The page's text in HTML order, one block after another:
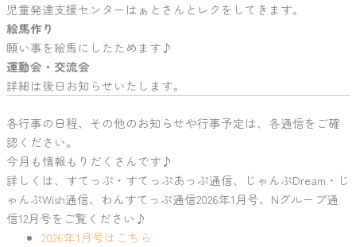
児童発達支援センターはぁとさんとレクをしてきます。
絵馬作り
願い事を絵馬にしたためます♪
運動会・交流会
詳細は後日お知らせいたします。
各行事の日程、その他のお知らせや行事予定は、各通信をご確
認ください。
今月も情報もりだくさんです♪
詳しくは、すてっぷ・すてっぷあっぷ通信、じゃんぷDream・じ
ゃんぷWish通信、わんすてっぷ通信2026年1月号、Nグループ通
信12月号をご覧ください♪
2026年1月号はこちら